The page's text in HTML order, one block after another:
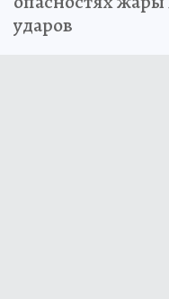
ударов